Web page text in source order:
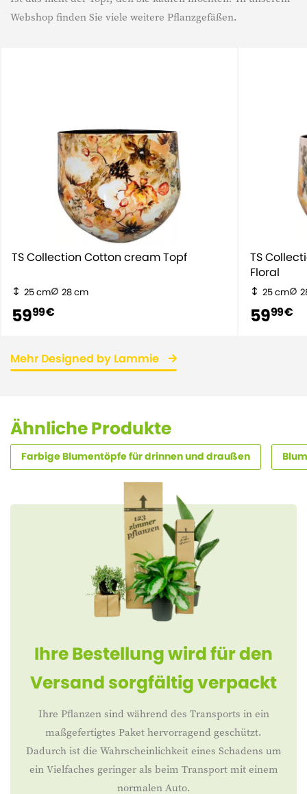
Webshop finden Sie viele weitere Pflanzgefäßen.
TS Collection Cotton cream Topf
25 cm 28 cm
5999 €
TS
Floral
25 cm
5999 €
Mehr Designed by Lammie
Ähnliche Produkte
Farbige Blumentöpfe für drinnen und draußen
Ihre Bestellung wird für den
Versand sorgfältig verpackt
Ihre Pflanzen sind während des Transports in ein
maßgefertigtes Paket hervorragend geschützt.
Dadurch ist die Wahrscheinlichkeit eines Schadens um
ein Vielfaches geringer als beim Transport mit einem
normalen Auto.